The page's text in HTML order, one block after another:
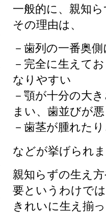
一般的に、親知
その理由は、
－歯列の一番奥
－完全に生えて
なりやすい
－顎が十分の大
まい、歯並びが
－歯茎が腫れた
などが挙げられ
親知らずの生え
要というわけで
きれいに生え揃